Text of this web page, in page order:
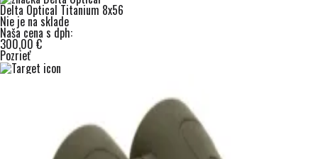
Delta Optical Titanium 8x56
Nie je na sklade
Naša cena s dph:
300,00 €
Pozrieť